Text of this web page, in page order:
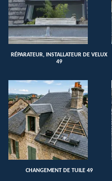
RÉPARATEUR, INSTALLATEUR DE VELUX
49
CHANGEMENT DE TUILE 49